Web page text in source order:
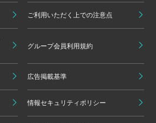
ご利用いただく上での注意点
グループ会員利用規約
広告掲載基準
情報セキュリティポリシー